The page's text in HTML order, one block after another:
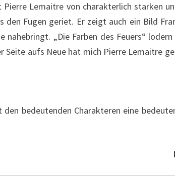
Lemaitre von charakterlich starken
Fugen geriet. Er zeigt auch ein Bild
„Die Farben des Feuers“
aufs Neue hat mich Pierre Lemaitre
bedeutenden Charakteren eine